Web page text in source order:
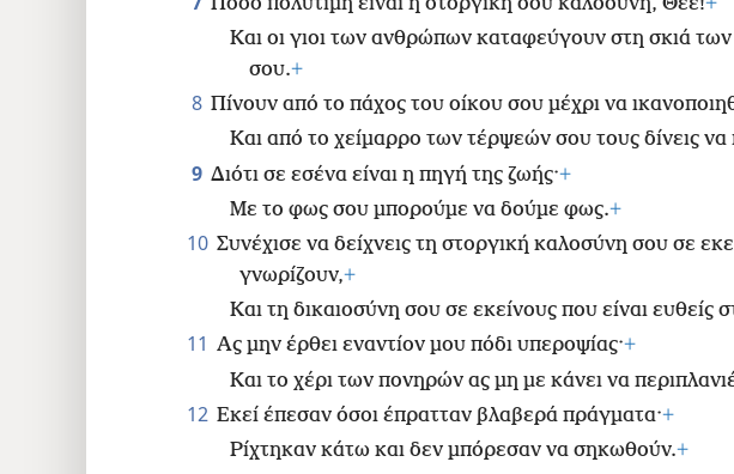
Και οι γιοι των ανθρώπων καταφεύγουν στη σκιά
σου.+
8 Πίνουν από το πάχος του οίκου σου μέχρι να
Και από το χείμαρρο των τέρψεών σου τους δίνεις να
9 Διότι σε εσένα είναι η πηγή της ζωής·+
Με το φως σου μπορούμε να δούμε φως.+
10 Συνέχισε να δείχνεις τη στοργική καλοσύνη σου σε
γνωρίζουν,+
Και τη δικαιοσύνη σου σε εκείνους που είναι ευθείς
11 Ας μην έρθει εναντίον μου πόδι υπεροψίας·+
Και το χέρι των πονηρών ας μη με κάνει να
12 Εκεί έπεσαν όσοι έπρατταν βλαβερά πράγματα·+
Ρίχτηκαν κάτω και δεν μπόρεσαν να σηκωθούν.+